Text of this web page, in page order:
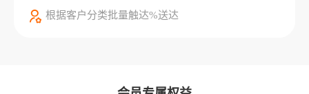
根据客户分类批量触达%送达